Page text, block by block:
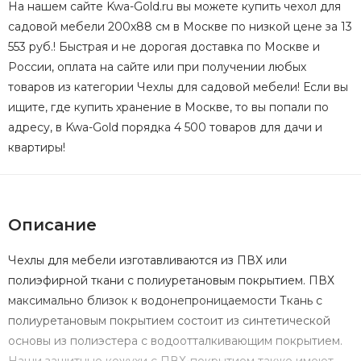
На нашем сайте Kwa-Gold.ru вы можете купить чехол для
садовой мебели 200х88 см в Москве по низкой цене за 13
553 руб.! Быстрая и не дорогая доставка по Москве и
России, оплата на сайте или при получении любых
товаров из категории Чехлы для садовой мебели! Если вы
ищите, где купить хранение в Москве, то вы попали по
адресу, в Kwa-Gold порядка 4 500 товаров для дачи и
квартиры!
Описание
Чехлы для мебели изготавливаются из ПВХ или
полиэфирной ткани с полиуретановым покрытием. ПВХ
максимально близок к водонепроницаемости Ткань с
полиуретановым покрытием состоит из синтетической
основы из полиэстера с водоотталкивающим покрытием.